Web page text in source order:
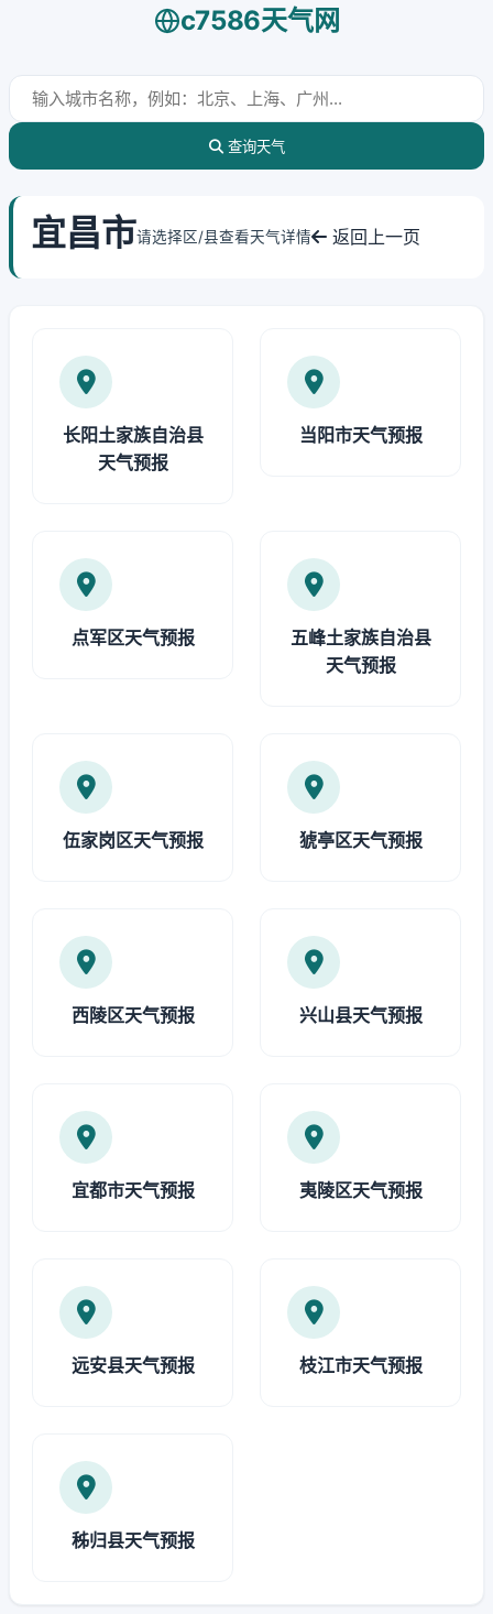
c7586天气网
查询天气
宜昌市请选择区/县查看天气详情 返回上一页
长阳土家族自治县
天气预报
当阳市天气预报
点军区天气预报
五峰土家族自治县
天气预报
伍家岗区天气预报 猇亭区天气预报
西陵区天气预报 兴山县天气预报
宜都市天气预报 夷陵区天气预报
远安县天气预报 枝江市天气预报
秭归县天气预报